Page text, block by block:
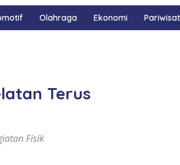
Olahraga Ekonomi
Terus
Fisik